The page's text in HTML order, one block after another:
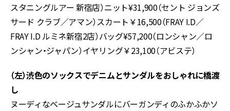
スタニングルアー 新宿店）ニット¥31,900（セント ジョンズ
サード クラブ／アマン）スカート￥16,500（FRAY I.D／
FRAY I.D ルミネ新宿2店）バッグ¥57,200（ロンシャン／ロ
ンシャン・ジャパン）イヤリング￥23,100（アビステ）
（左）渋色のソックスでデニムとサンダルをおしゃれに橋渡
し
ヌーディなベージュサンダルにバーガンディのふかふかソ